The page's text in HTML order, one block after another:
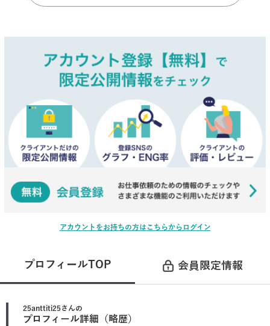
アカウントをお持ちの方はこちらからログイン
プロフィールTOP 会員限定情報
25anttiti25さんの
プロフィール詳細（略歴）